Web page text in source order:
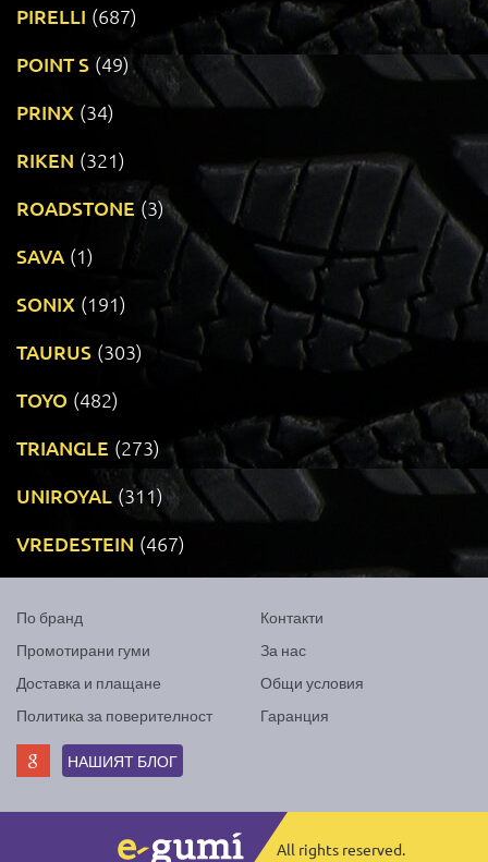
PIRELLI (687)
POINT S (49)
PRINX (34)
RIKEN (321)
ROADSTONE (3)
SAVA (1)
SONIX (191)
TAURUS (303)
TOYO (482)
TRIANGLE (273)
UNIROYAL (311)
VREDESTEIN (467)
По бранд
Промотирани гуми
Доставка и плащане
Политика за поверителност
Контакти
За нас
Общи условия
Гаранция
НАШИЯТ БЛОГ
All rights reserved.